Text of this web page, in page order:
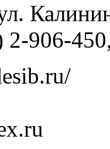
2-906-